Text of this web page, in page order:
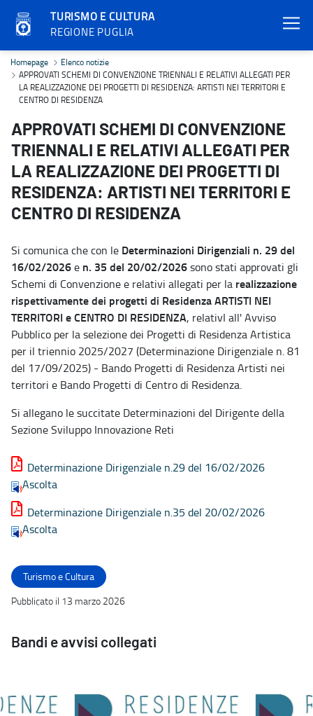
TURISMO E CULTURA
REGIONE PUGLIA
APPROVATI SCHEMI DI CONVENZIONE TRIENNALI E RELATIVI
Homepage
Elenco notizie
APPROVATI SCHEMI DI CONVENZIONE TRIENNALI E RELATIVI ALLEGATI PER
LA REALIZZAZIONE DEI PROGETTI DI RESIDENZA: ARTISTI NEI TERRITORI E
CENTRO DI RESIDENZA
APPROVATI SCHEMI DI CONVENZIONE
TRIENNALI E RELATIVI ALLEGATI PER
LA REALIZZAZIONE DEI PROGETTI DI
RESIDENZA: ARTISTI NEI TERRITORI E
CENTRO DI RESIDENZA
Si comunica che con le Determinazioni Dirigenziali n. 29 del
16/02/2026e n. 35 del 20/02/2026sono stati approvati gli
Schemi di Convenzione e relativi allegati per la realizzazione
rispettivamente dei progetti di Residenza ARTISTI NEI
TERRITORI e CENTRO DI RESIDENZA, relativI all' Avviso
Pubblico per la selezione dei Progetti di Residenza Artistica
per il triennio 2025/2027 (Determinazione Dirigenziale n. 81
del 17/09/2025) - Bando Progetti di Residenza Artisti nei
territori e Bando Progetti di Centro di Residenza.
Si allegano le succitate Determinazioni del Dirigente della
Sezione Sviluppo Innovazione Reti
Determinazione Dirigenziale n.29 del 16/02/2026
Ascolta
Determinazione Dirigenziale n.35 del 20/02/2026
Ascolta
Turismo e Cultura
Pubblicato il 13 marzo 2026
Bandi e avvisi collegati